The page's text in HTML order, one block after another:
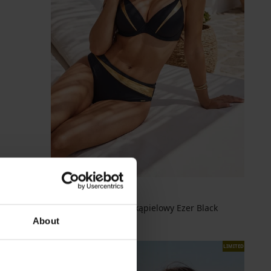
About
Dwuczęściowy strój kąpielowy Ezer Black
425,98 zł
LIMITED